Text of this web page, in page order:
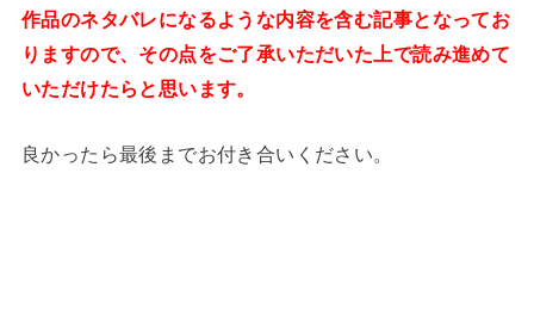
作品のネタバレになるような内容を含む記事となってお
りますので、その点をご了承いただいた上で読み進めて
いただけたらと思います。
良かったら最後までお付き合いください。